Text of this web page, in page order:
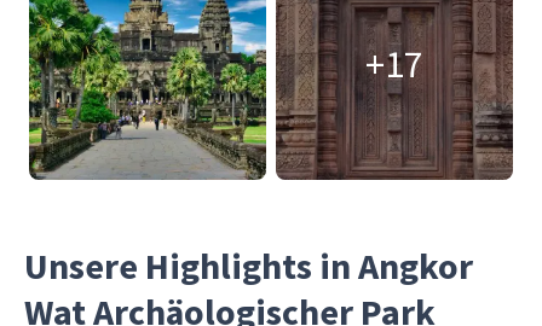
+17
Unsere Highlights in Angkor
Wat Archäologischer Park